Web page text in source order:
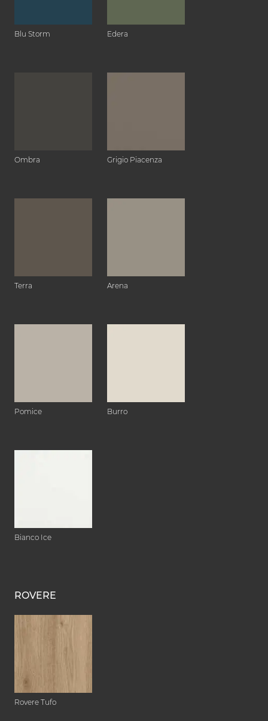
Blu Storm Edera
Ombra Grigio Piacenza
Terra Arena
Pomice Burro
Bianco Ice
ROVERE
Rovere Tufo